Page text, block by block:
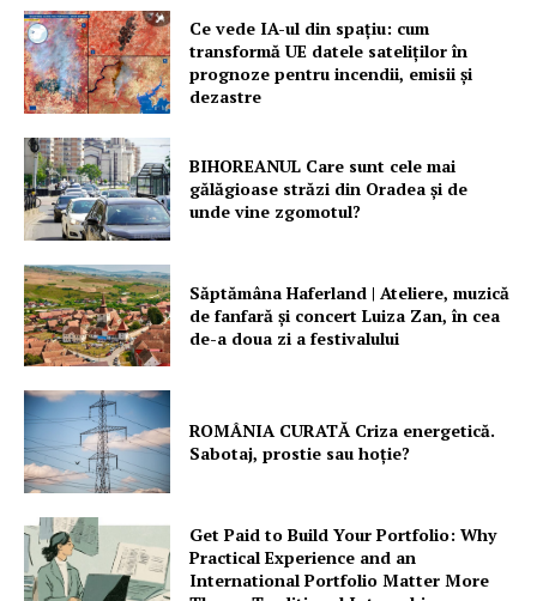
Ce vede IA-ul din spațiu: cum
transformă UE datele sateliților în
prognoze pentru incendii, emisii și
dezastre
BIHOREANUL Care sunt cele mai
gălăgioase străzi din Oradea și de
unde vine zgomotul?
Săptămâna Haferland | Ateliere, muzică
de fanfară şi concert Luiza Zan, în cea
de-a doua zi a festivalului
ROMÂNIA CURATĂ Criza energetică.
Sabotaj, prostie sau hoție?
Get Paid to Build Your Portfolio: Why
Practical Experience and an
International Portfolio Matter More